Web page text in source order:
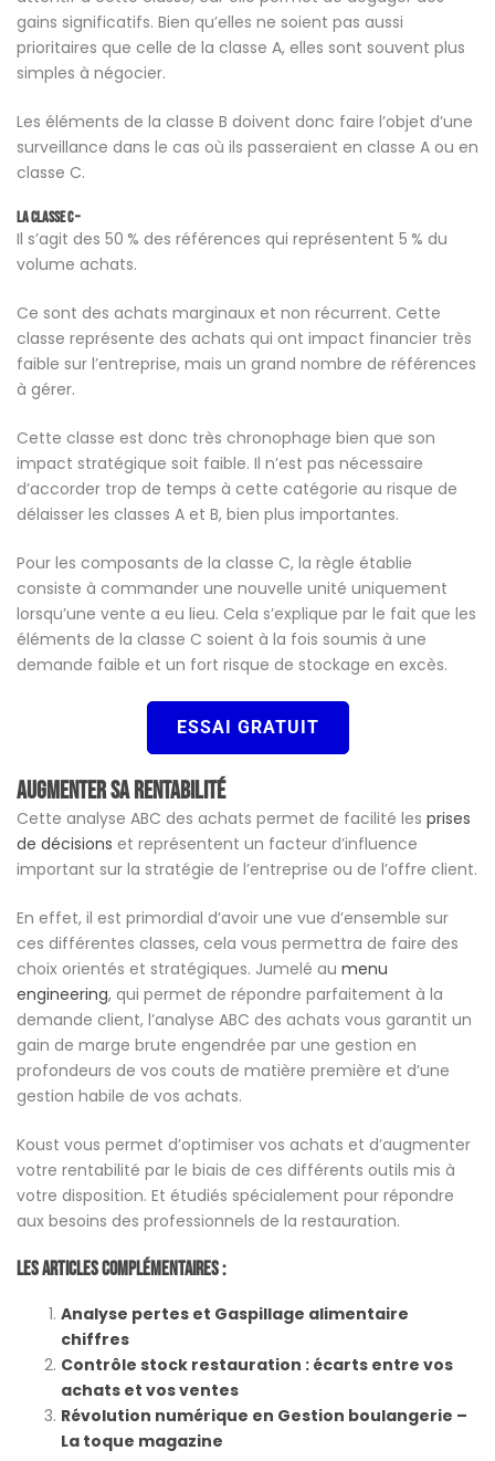
gains significatifs. Bien qu’elles ne soient pas aussi
prioritaires que celle de la classe A, elles sont souvent plus
simples à négocier.
Les éléments de la classe B doivent donc faire l’objet d’une
surveillance dans le cas où ils passeraient en classe A ou en
classe C.
La classe C –
Il s’agit des 50 % des références qui représentent 5 % du
volume achats.
Ce sont des achats marginaux et non récurrent. Cette
classe représente des achats qui ont impact financier très
faible sur l’entreprise, mais un grand nombre de références
à gérer.
Cette classe est donc très chronophage bien que son
impact stratégique soit faible. Il n’est pas nécessaire
d’accorder trop de temps à cette catégorie au risque de
délaisser les classes A et B, bien plus importantes.
Pour les composants de la classe C, la règle établie
consiste à commander une nouvelle unité uniquement
lorsqu’une vente a eu lieu. Cela s’explique par le fait que les
éléments de la classe C soient à la fois soumis à une
demande faible et un fort risque de stockage en excès.
ESSAI GRATUIT
Augmenter sa rentabilité
Cette analyse ABC des achats permet de facilité les prises
de décisions et représentent un facteur d’influence
important sur la stratégie de l’entreprise ou de l’offre client.
En effet, il est primordial d’avoir une vue d’ensemble sur
ces différentes classes, cela vous permettra de faire des
choix orientés et stratégiques. Jumelé au menu
engineering, qui permet de répondre parfaitement à la
demande client, l’analyse ABC des achats vous garantit un
gain de marge brute engendrée par une gestion en
profondeurs de vos couts de matière première et d’une
gestion habile de vos achats.
Koust vous permet d’optimiser vos achats et d’augmenter
votre rentabilité par le biais de ces différents outils mis à
votre disposition. Et étudiés spécialement pour répondre
aux besoins des professionnels de la restauration.
Les Articles Complémentaires :
Analyse pertes et Gaspillage alimentaire
chiffres
Contrôle stock restauration : écarts entre vos
achats et vos ventes
Révolution numérique en Gestion boulangerie –
La toque magazine